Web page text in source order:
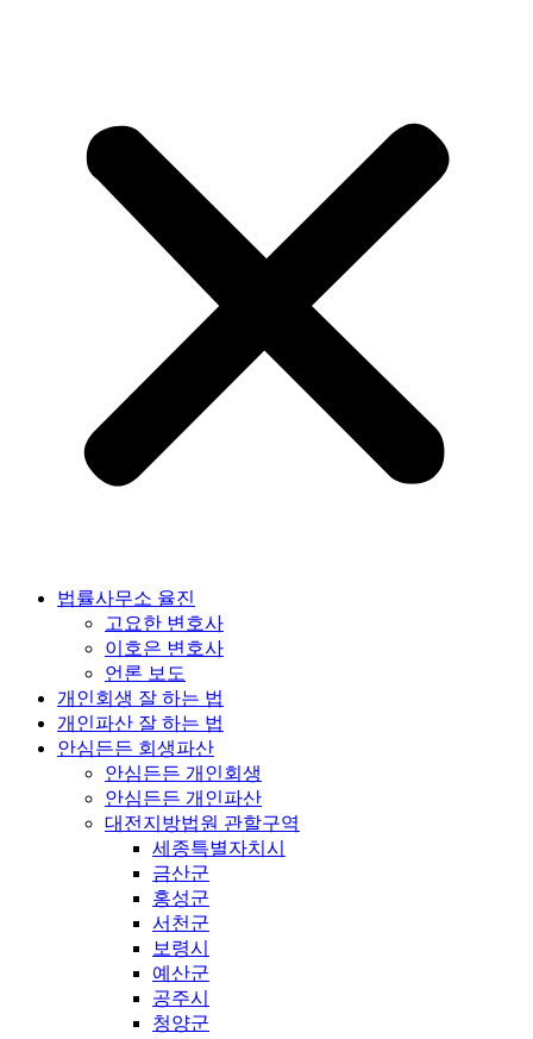
법률사무소 율진
고요한 변호사
이호은 변호사
언론 보도
개인회생 잘 하는 법
개인파산 잘 하는 법
안심든든 회생파산
안심든든 개인회생
안심든든 개인파산
대전지방법원 관할구역
세종특별자치시
금산군
홍성군
서천군
보령시
예산군
공주시
청양군